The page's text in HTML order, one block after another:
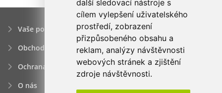
další sledovací nástroje s
cílem vylepšení uživatelského
prostředí, zobrazení
přizpůsobeného obsahu a
reklam, analýzy návštěvnosti
webových stránek a zjištění
zdroje návštěvnosti.
Vaše poptávka
Obchodní podmínky
Ochrana osobních údajú
O nás